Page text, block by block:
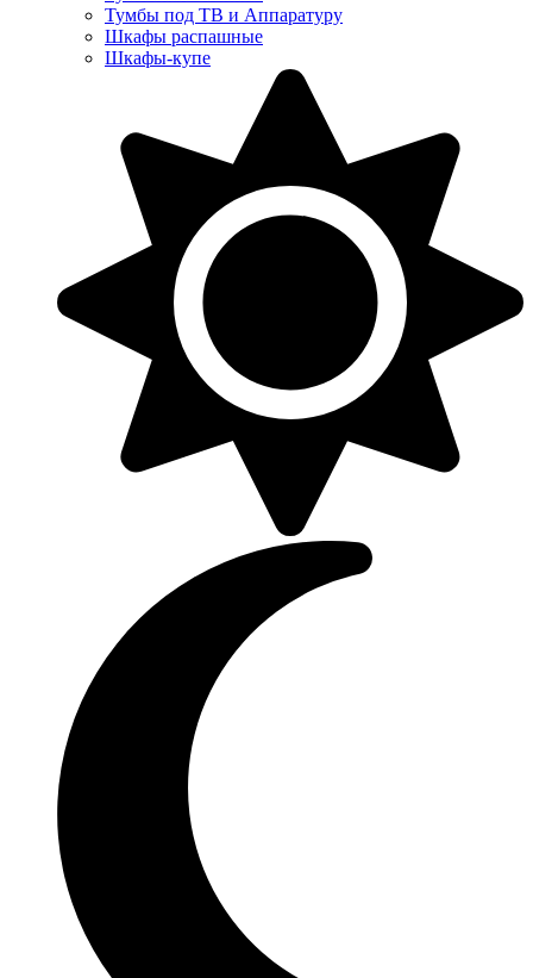
Тумбы под ТВ и Аппаратуру
Шкафы распашные
Шкафы-купе